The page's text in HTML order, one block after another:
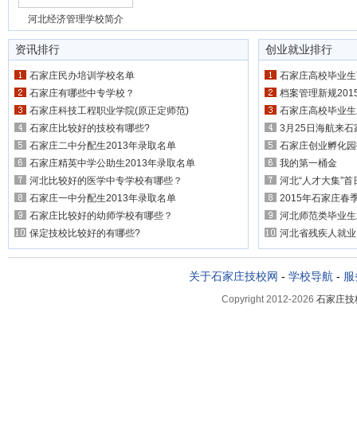
河北经济管理学校简介
资讯排行
石家庄民办培训学校名单
石家庄有哪些中专学校？
石家庄科技工程职业学院(原正定师范)
石家庄比较好的技校有哪些?
石家庄二中分配生2013年录取名单
石家庄精英中学公助生2013年录取名单
河北比较好的医学中专学校有哪些？
石家庄一中分配生2013年录取名单
石家庄比较好的幼师学校有哪些？
保定技校比较好的有哪些?
创业就业排行
石家庄高校毕业
档案管理新规
石家庄高校毕业
3月25日海航来石
石家庄创业孵化
我的第一桶金
河北“人才大集”
2015年石家庄春
河北师范类毕业
河北省残疾人就
关于石家庄技校网 - 学校导航 -
Copyright 2012-2026 石家庄技